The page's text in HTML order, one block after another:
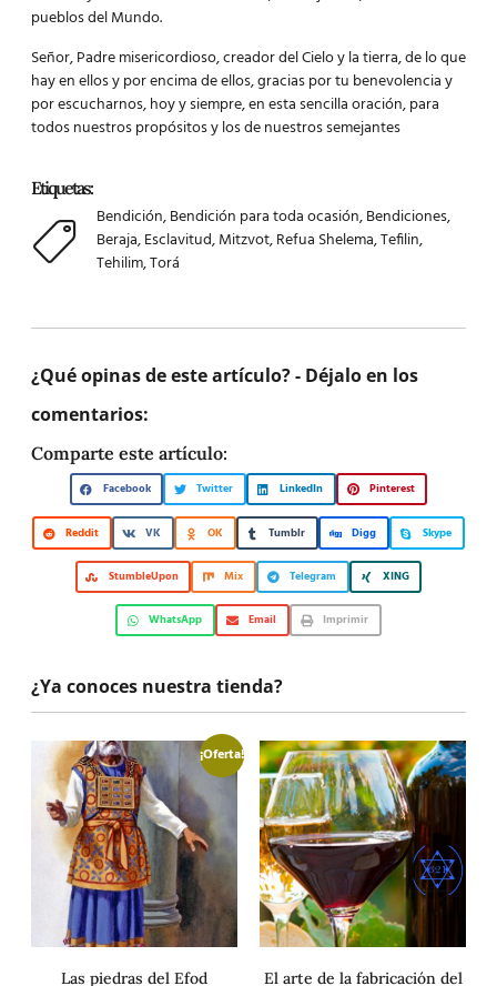
pueblos del Mundo.
Señor, Padre misericordioso, creador del Cielo y la tierra, de lo que
hay en ellos y por encima de ellos, gracias por tu benevolencia y
por escucharnos, hoy y siempre, en esta sencilla oración, para
todos nuestros propósitos y los de nuestros semejantes
Etiquetas:
Bendición,Bendición para toda ocasión,Bendiciones,
Beraja,Esclavitud,Mitzvot,Refua Shelema,Tefilin,
Tehilim,Torá
¿Qué opinas de este artículo? - Déjalo en los
comentarios:
Comparte este artículo:
Facebook Twitter LinkedIn Pinterest
Reddit VK OK Tumblr Digg Skype
StumbleUpon Mix Telegram XING
WhatsApp Email Imprimir
¿Ya conoces nuestra tienda?
¡Oferta!
Las piedras del Efod
El arte de la fabricación del